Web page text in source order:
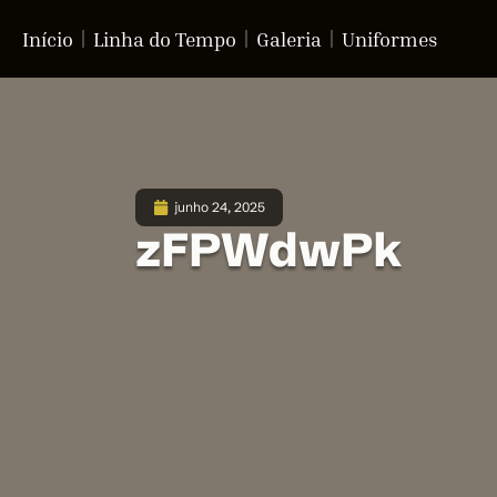
Início Linha do Tempo Galeria Uniformes
junho 24, 2025
zFPWdwPk